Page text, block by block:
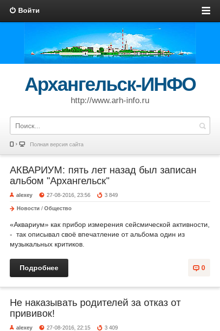
Войти
Архангельск-ИНФО
http://www.arh-info.ru
Полная версия сайта
АКВАРИУМ: пять лет назад был записан
альбом "Архангельск"
alexey 27-08-2016, 23:56 3 849
Новости / Общество
«Аквариум» как прибор измерения сейсмической активности,
- так описывал своё впечатление от альбома один из
музыкальных критиков.
0
Подробнее
Не наказывать родителей за отказ от
прививок!
alexey 27-08-2016, 22:15 3 409